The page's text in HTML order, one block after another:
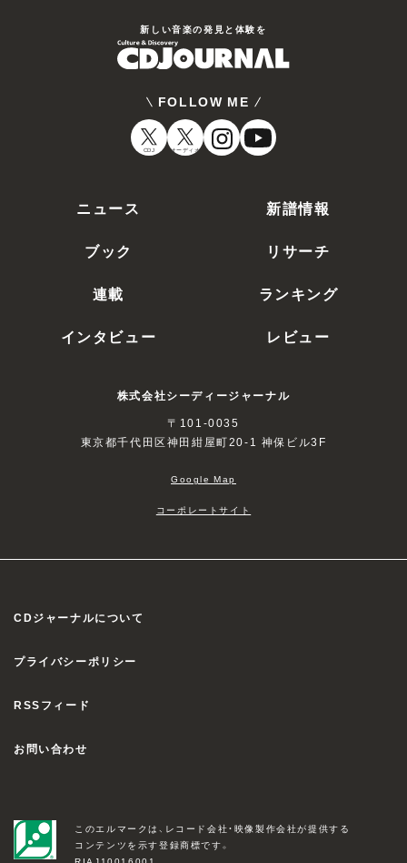
新しい⾳楽の発⾒と体験を
FOLLOW ME
CDJ オーディオ
ニュース
新譜情報
ブック
リサーチ
連載
ランキング
インタビュー
レビュー
株式会社シーディージャーナル
〒101-0035
東京都千代田区神田紺屋町20-1 神保ビル3F
Google Map
コーポレートサイト
CDジャーナルについて
プライバシーポリシー
RSSフィード
お問い合わせ
このエルマークは、レコード会社・映像製作会社が提供する
コンテンツを示す登録商標です。